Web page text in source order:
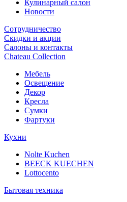
Кулинарный салон
Новости
Сотрудничество
Скидки и акции
Салоны и контакты
Chateau Collection
Мебель
Освещение
Декор
Кресла
Сумки
Фартуки
Кухни
Nolte Kuchen
BEECK KUECHEN
Lottocento
Бытовая техника